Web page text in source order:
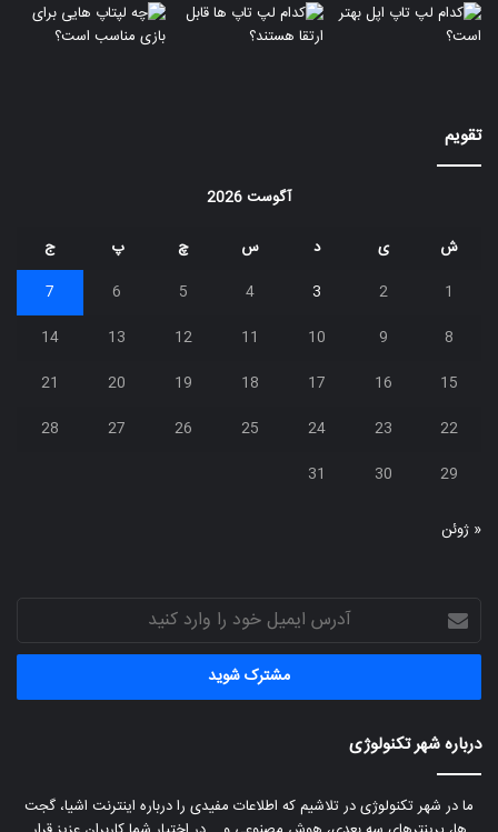
تقویم
آگوست 2026
ش ی د س چ پ
ج
1
2
3
4
5
6
7
8
9
10
11
12
13
14
15
16
17
18
19
20
21
22
23
24
25
26
27
28
29
30
31
« ژوئن
آدرس
ایمیل
خود
وارد
درباره شهر تکنولوژی
ما در شهر تکنولوژی در تلاشیم که اطلاعات مفیدی را درباره اینترنت اشیا، گجت